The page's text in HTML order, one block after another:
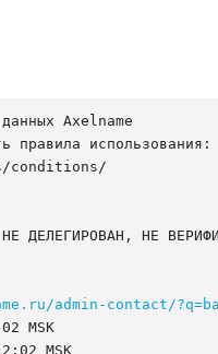
Axelname
правила использования:
conditions/
ДЕЛЕГИРОВАН, НЕ
admin-contact/
MSK
MSK